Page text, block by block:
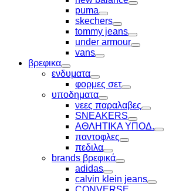
Toggle
puma
Toggle
skechers
Toggle
tommy jeans
Toggle
under armour
Toggle
vans
Toggle
βρεφικα
Toggle
ενδυματα
Toggle
φορμες σετ
Toggle
υποδηματα
Toggle
νεες παραλαβες
Toggle
SNEAKERS
Toggle
ΑΘΛΗΤΙΚΑ ΥΠΟΔ.
παντοφλες
Toggle
πεδιλα
Toggle
brands βρεφικά
Toggle
adidas
Toggle
calvin klein jeans
Toggle